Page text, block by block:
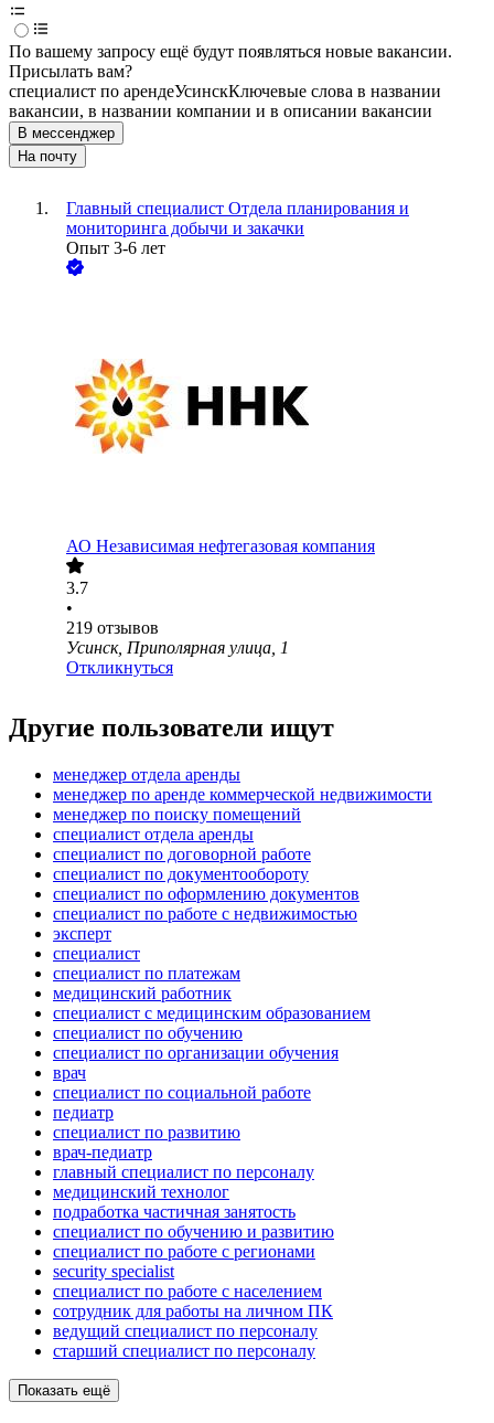
По вашему запросу ещё будут появляться новые вакансии.
Присылать вам?
специалист по арендеУсинскКлючевые слова в названии
вакансии, в названии компании и в описании вакансии
В мессенджер
На почту
Главный специалист Отдела планирования и
мониторинга добычи и закачки
Опыт 3-6 лет
АО Независимая нефтегазовая компания
3.7
•
219 отзывов
Усинск, Приполярная улица, 1
Откликнуться
Другие пользователи ищут
менеджер отдела аренды
менеджер по аренде коммерческой недвижимости
менеджер по поиску помещений
специалист отдела аренды
специалист по договорной работе
специалист по документообороту
специалист по оформлению документов
специалист по работе с недвижимостью
эксперт
специалист
специалист по платежам
медицинский работник
специалист с медицинским образованием
специалист по обучению
специалист по организации обучения
врач
специалист по социальной работе
педиатр
специалист по развитию
врач-педиатр
главный специалист по персоналу
медицинский технолог
подработка частичная занятость
специалист по обучению и развитию
специалист по работе с регионами
security specialist
специалист по работе с населением
сотрудник для работы на личном ПК
ведущий специалист по персоналу
старший специалист по персоналу
Показать ещё